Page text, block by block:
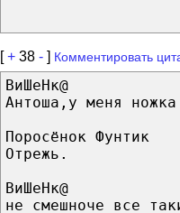
[+ 38 - ] Комментировать
ВиШеНк@
Антоша,у меня
Поросёнок Фунтик
Отрежь.
ВиШеНк@
не смешноче все